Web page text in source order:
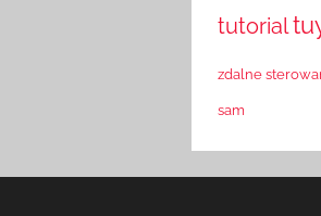
tutorial
zdalne
sam